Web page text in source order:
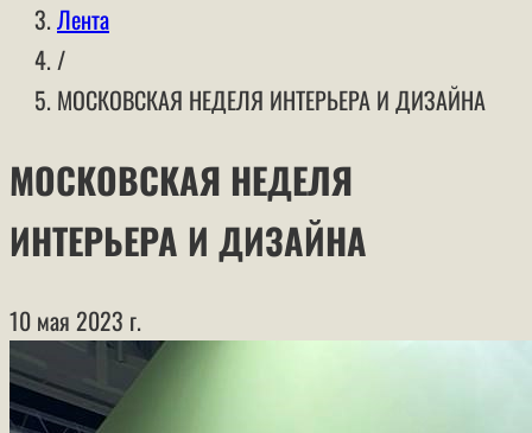
Лента
/
МОСКОВСКАЯ НЕДЕЛЯ ИНТЕРЬЕРА И ДИЗАЙНА
МОСКОВСКАЯ НЕДЕЛЯ
ИНТЕРЬЕРА И ДИЗАЙНА
10 мая 2023 г.